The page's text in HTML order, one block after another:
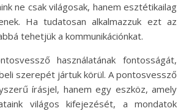
ne csak világosak, hanem esztétikailag
Ha tudatosan alkalmazzuk ezt az
tehetjük a kommunikációnkat.
használatának fontosságát,
szerepét jártuk körül. A pontosvessző
írásjel, hanem egy eszköz, amely
világos kifejezését, a mondatok